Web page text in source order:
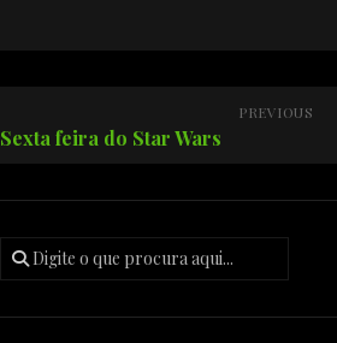
PREVIOUS
Sexta feira do Star Wars